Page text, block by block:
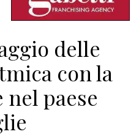
delle
con la
nel paese